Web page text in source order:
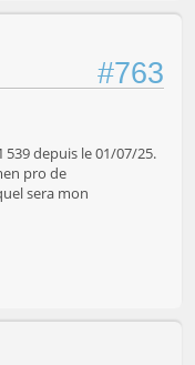
#763
539 depuis le 01/07/25.
pro de
sera mon